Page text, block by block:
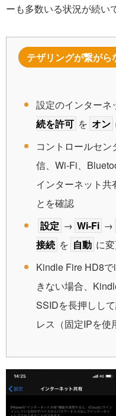
ーも多数いる状況が続い
テザリングが繋が
設定のインターネ
続を許可 を オン
コントロールセ
信、Wi-Fi、
インターネット共
とを確認
設定 → Wi-Fi →
接続 を 自動 に
Kindle Fire HD8
きない場合、
SSIDを長押しし
レス（固定IPを使